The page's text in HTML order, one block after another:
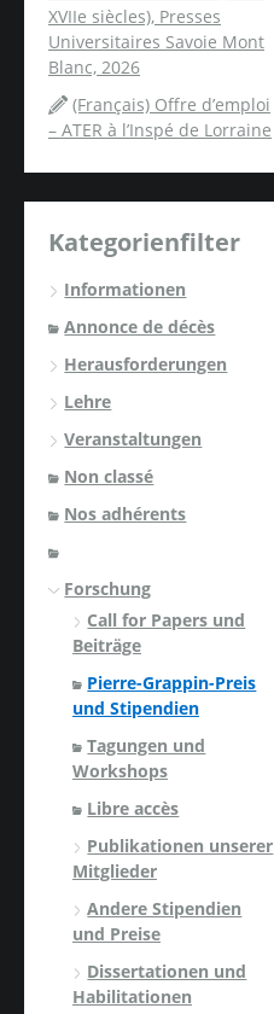
XVIIe siècles), Presses
Universitaires Savoie Mont
Blanc, 2026
(Français) Offre d’emploi
– ATER à l’Inspé de Lorraine
Kategorienfilter
Informationen
Annonce de décès
Herausforderungen
Lehre
Veranstaltungen
Non classé
Nos adhérents
Forschung
Call for Papers und
Beiträge
Pierre-Grappin-Preis
und Stipendien
Tagungen und
Workshops
Libre accès
Publikationen unserer
Mitglieder
Andere Stipendien
und Preise
Dissertationen und
Habilitationen